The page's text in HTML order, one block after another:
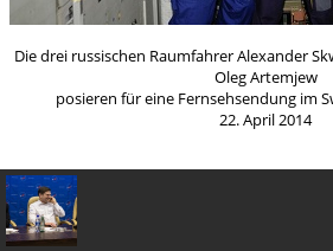
Die drei russischen Raumfahrer Alexander
Oleg Artemjew
posieren für eine Fernsehsendung im
22. April 2014